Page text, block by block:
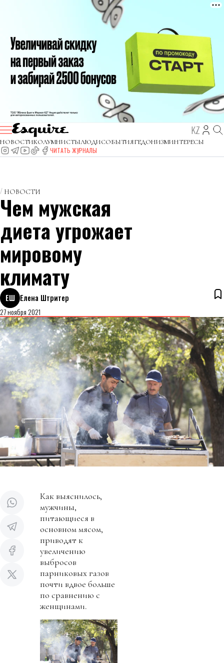
KZ
НОВОСТИКОЛУМНИСТЫЛЮДИСОБЫТИЯГЕДОНИЗМИНТЕРЕСЫ
ЧИТАТЬ ЖУРНАЛЫ
НОВОСТИ
Чем мужская
диета угрожает
мировому
климату
ЕШ Елена Штритер
27 ноября 2021
Как выяснилось,
мужчины,
питающиеся в
основном мясом,
приводят к
увеличению
выбросов
парниковых газов
почти вдвое больше
по сравнению с
женщинами.